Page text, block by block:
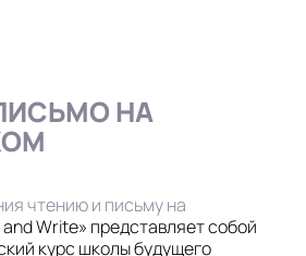
НА
чтению и письму на
and Write» представляет собой
курс школы будущего